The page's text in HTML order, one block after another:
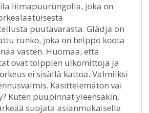
liimapuurungolla, joka on
puutavarasta. Glädja on
runko, joka on helppo koota
vasten. Huomaa, että
ovat tolppien ulkomittoja ja
ei sisällä kattoa. Valmiiksi
Käsittelemätön vai
Kuten puupinnat yleensäkin,
suojata asianmukaisella